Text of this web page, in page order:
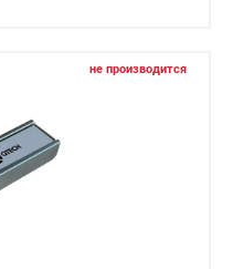
не производится